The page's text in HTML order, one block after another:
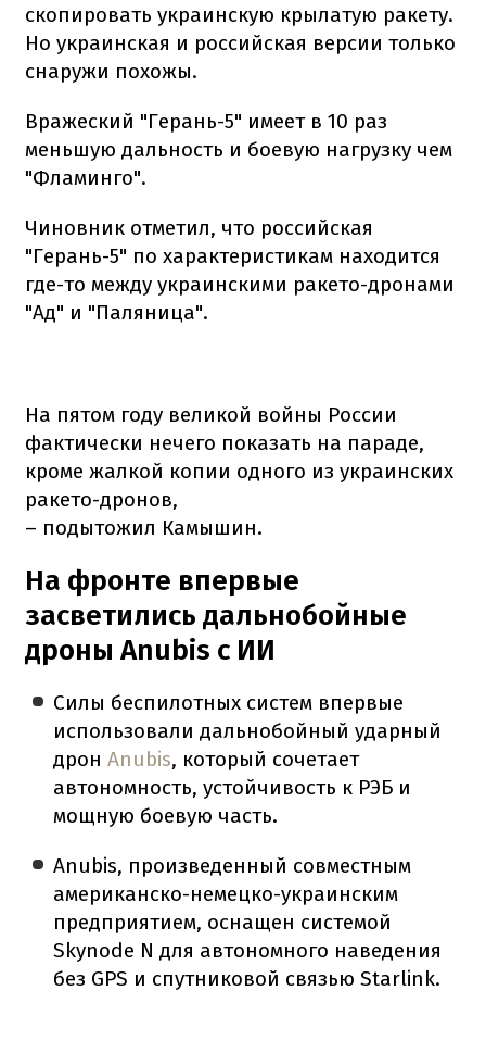
скопировать украинскую крылатую ракету.
Но украинская и российская версии только
снаружи похожы.
Вражеский "Герань-5" имеет в 10 раз
меньшую дальность и боевую нагрузку чем
"Фламинго".
Чиновник отметил, что российская
"Герань-5" по характеристикам находится
где-то между украинскими ракето-дронами
"Ад" и "Паляница".
На пятом году великой войны России
фактически нечего показать на параде,
кроме жалкой копии одного из украинских
ракето-дронов,
– подытожил Камышин.
На фронте впервые
засветились дальнобойные
дроны Anubis с ИИ
Силы беспилотных систем впервые
использовали дальнобойный ударный
дронAnubis, который сочетает
автономность, устойчивость к РЭБ и
мощную боевую часть.
Anubis, произведенный совместным
американско-немецко-украинским
предприятием, оснащен системой
Skynode N для автономного наведения
без GPS и спутниковой связью Starlink.